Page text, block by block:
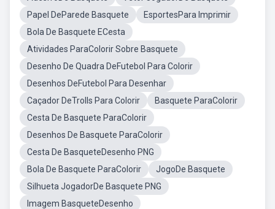
Papel DeParede Basquete
EsportesPara Imprimir
Bola De Basquete ECesta
Atividades ParaColorir Sobre Basquete
Desenho De Quadra DeFutebol Para Colorir
Desenhos DeFutebol Para Desenhar
Caçador DeTrolls Para Colorir
Basquete ParaColorir
Cesta De Basquete ParaColorir
Desenhos De Basquete ParaColorir
Cesta De BasqueteDesenho PNG
Bola De Basquete ParaColorir
JogoDe Basquete
Silhueta JogadorDe Basquete PNG
Imagem BasqueteDesenho